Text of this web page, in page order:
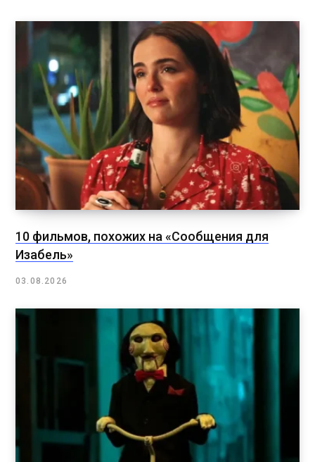
10 фильмов, похожих на «Сообщения для
Изабель»
03.08.2026